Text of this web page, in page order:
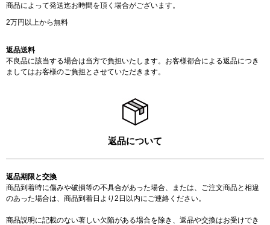
商品によって発送迄お時間を頂く場合がございます。
2万円以上から無料
返品送料
不良品に該当する場合は当方で負担いたします。お客様都合による返品につき
ましてはお客様のご負担とさせていただきます。
返品について
返品期限と交換
商品到着時に傷みや破損等の不具合があった場合、または、ご注文商品と相違
のあった場合は、商品到着日より2日以内にご連絡ください。
商品説明に記載のない著しい欠陥がある場合を除き、返品や交換はお受けでき